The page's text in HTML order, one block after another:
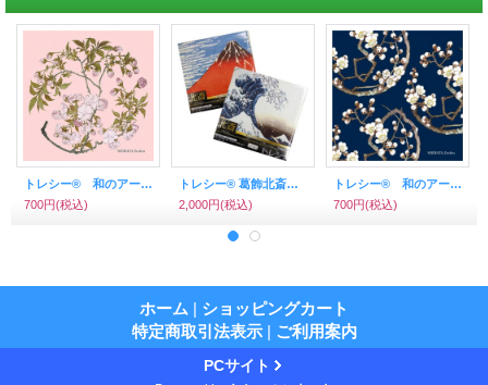
トレシー® 和のアートシリーズ A1919P－ZESHIN 柴田是真 19×19ｃｍ 桜（さくら）
700円(税込)
トレシー® 葛飾北斎 30×19cm 富嶽三十六景 神奈川沖浪裏、凱風快晴(赤富士) 各1枚セット
2,000円(税込)
トレシー® 和のアートシリーズ A1919P－ZESHIN 柴田是真 19×19ｃｍ 白梅II（黒地）
700円(税込)
ホーム | ショッピングカート
特定商取引法表示 | ご利用案内
PCサイト